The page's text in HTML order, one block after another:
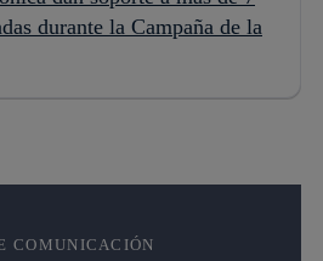
durante la Campaña de la
COMUNICACIÓN